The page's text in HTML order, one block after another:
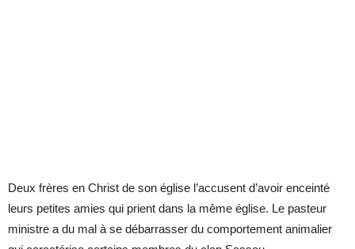
Deux frères en Christ de son église l’accusent d’avoir enceinté
leurs petites amies qui prient dans la même église. Le pasteur
ministre a du mal à se débarrasser du comportement animalier